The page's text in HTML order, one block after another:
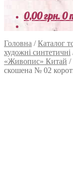
0,00грн.0
Головна /Каталог
художні синтетичні
«Живопис» Китай /
скошена № 02